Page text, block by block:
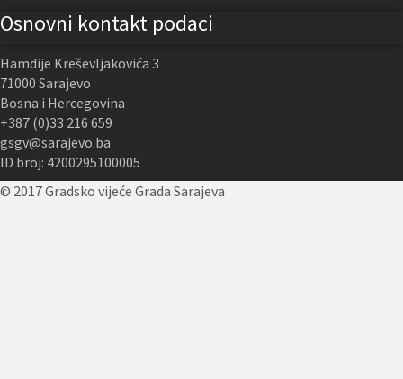
Osnovni kontakt podaci
Hamdije Kreševljakovića 3
71000 Sarajevo
Bosna i Hercegovina
+387 (0)33 216 659
gsgv@sarajevo.ba
ID broj: 4200295100005
© 2017 Gradsko vijeće Grada Sarajeva